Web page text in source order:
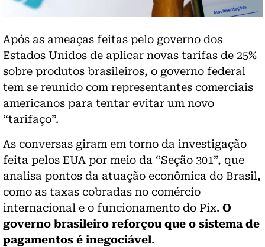
Após as ameaças feitas pelo governo dos
Estados Unidos de aplicar novas tarifas de 25%
sobre produtos brasileiros, o governo federal
tem se reunido com representantes comerciais
americanos para tentar evitar um novo
“tarifaço”.
As conversas giram em torno da investigação
feita pelos EUA por meio da “Seção 301”, que
analisa pontos da atuação econômica do Brasil,
como as taxas cobradas no comércio
internacional e o funcionamento do Pix. O
governo brasileiro reforçou que o sistema de
pagamentos é inegociável.